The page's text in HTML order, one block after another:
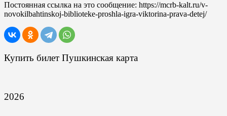
Постоянная ссылка на это сообщение: https://mcrb-kalt.ru/v-
novokilbahtinskoj-biblioteke-proshla-igra-viktorina-prava-detej/
Купить билет Пушкинская карта
2026